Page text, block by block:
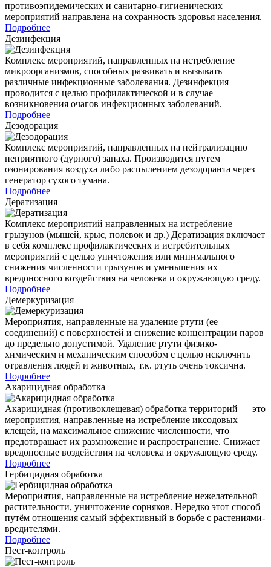
противоэпидемических и санитарно-гигиенических
мероприятий направлена на сохранность здоровья населения.
Подробнее
Дезинфекция
Комплекс мероприятий, направленных на истребление
микроорганизмов, способных развивать и вызывать
различные инфекционные заболевания. Дезинфекция
проводится с целью профилактической и в случае
возникновения очагов инфекционных заболеваний.
Подробнее
Дезодорация
Комплекс мероприятий, направленных на нейтрализацию
неприятного (дурного) запаха. Производится путем
озонирования воздуха либо распылением дезодоранта через
генератор сухого тумана.
Подробнее
Дератизация
Комплекс мероприятий направленных на истребление
грызунов (мышей, крыс, полевок и др.) Дератизация включает
в себя комплекс профилактических и истребительных
мероприятий с целью уничтожения или минимального
снижения численности грызунов и уменьшения их
вредоносного воздействия на человека и окружающую среду.
Подробнее
Демеркуризация
Мероприятия, направленные на удаление ртути (ее
соединений) с поверхностей и снижение концентрации паров
до предельно допустимой. Удаление ртути физико-
химическим и механическим способом с целью исключить
отравления людей и животных, т.к. ртуть очень токсична.
Подробнее
Акарицидная обработка
Акарицидная (противоклещевая) обработка территорий — это
мероприятия, направленные на истребление иксодовых
клещей, на максимальное снижение численности, что
предотвращает их размножение и распространение. Снижает
вредоносные воздействия на человека и окружающую среду.
Подробнее
Гербицидная обработка
Мероприятия, направленные на истребление нежелательной
растительности, уничтожение сорняков. Нередко этот способ
путём отношения самый эффективный в борьбе с растениями-
вредителями.
Подробнее
Пест-контроль